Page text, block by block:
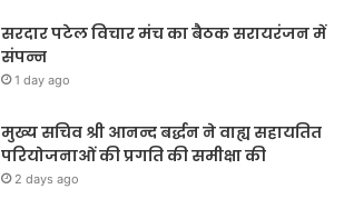
सरदार पटेल विचार मंच का बैठक सरायरंजन में
संपन्न
1 day ago
मुख्य सचिव श्री आनन्द बर्द्धन ने वाह्य सहायतित
परियोजनाओं की प्रगति की समीक्षा की
2 days ago